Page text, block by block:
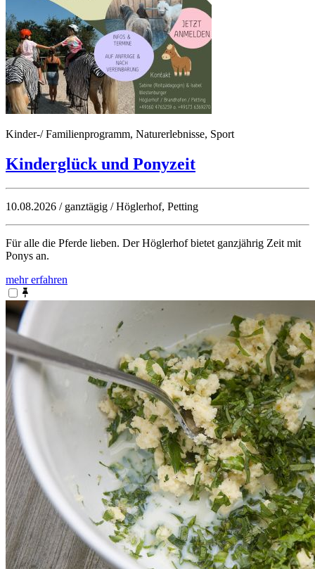
Kinder-/ Familienprogramm, Naturerlebnisse, Sport
Kinderglück und Ponyzeit
10.08.2026 / ganztägig / Höglerhof, Petting
Für alle die Pferde lieben. Der Höglerhof bietet ganzjährig Zeit mit
Ponys an.
mehr erfahren